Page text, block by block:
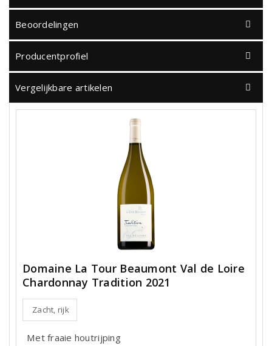
Beoordelingen
Producentprofiel
Vergelijkbare artikelen
Domaine La Tour Beaumont Val de Loire
Chardonnay Tradition 2021
Zacht, rijk
Met fraaie houtrijping